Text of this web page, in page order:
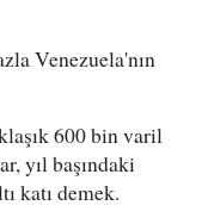
Venezuela'nın
600 bin varil
yıl başındaki
katı demek.